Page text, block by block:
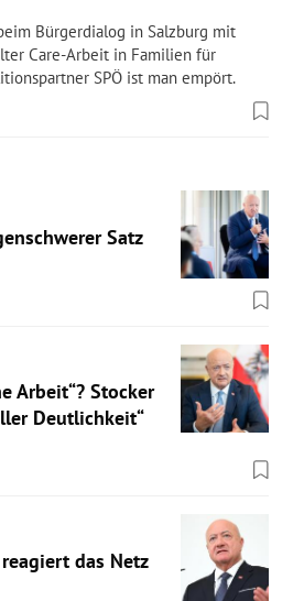
Bürgerdialog in Salzburg mit
Care-Arbeit in Familien für
SPÖ ist man empört.
Satz
Arbeit“? Stocker
Deutlichkeit“
das Netz